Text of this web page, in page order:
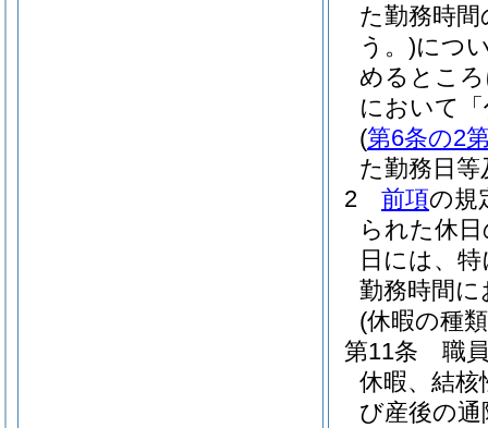
た勤務時間
う。)につ
めるとこ
において
(第6条の2
た勤務日
2
前項の規
られた休
日には、
勤務時間
(休暇の種
第11条
職
休暇、結核
び産後の